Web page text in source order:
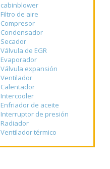
cabinblower
Filtro de aire
Compresor
Condensador
Secador
Válvula de EGR
Evaporador
Válvula expansión
Ventilador
Calentador
Intercooler
Enfriador de aceite
Interruptor de presión
Radiador
Ventilador térmico